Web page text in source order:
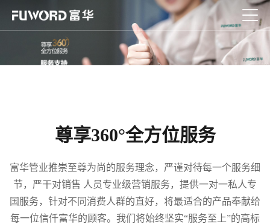
尊享360°全方位服务
富华管业推崇至尊为尚的服务理念，严谨对待每一个服务细
节，严干对销售 人员专业级营销服务，提供一对一私人专
国服务，针对不同消费人群的直好，将最适合的产品奉献给
每一位信仟富华的顾客。我们将始终坚实“服务至上”的高标